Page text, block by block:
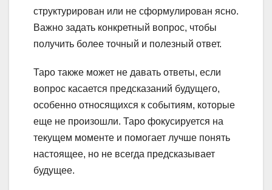
структурирован или не сформулирован ясно.
Важно задать конкретный вопрос, чтобы
получить более точный и полезный ответ.
Таро также может не давать ответы, если
вопрос касается предсказаний будущего,
особенно относящихся к событиям, которые
еще не произошли. Таро фокусируется на
текущем моменте и помогает лучше понять
настоящее, но не всегда предсказывает
будущее.